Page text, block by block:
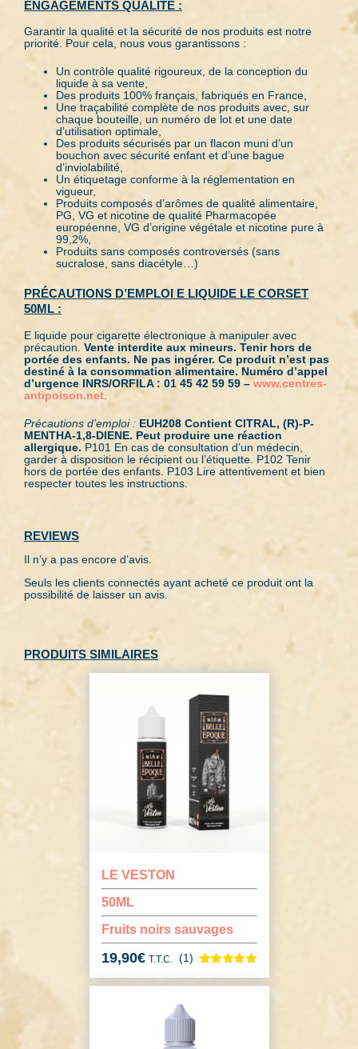
ENGAGEMENTS QUALITÉ :
Garantir la qualité et la sécurité de nos produits est notre
priorité. Pour cela, nous vous garantissons :
Un contrôle qualité rigoureux, de la conception du
liquide à sa vente,
Des produits 100% français, fabriqués en France,
Une traçabilité complète de nos produits avec, sur
chaque bouteille, un numéro de lot et une date
d’utilisation optimale,
Des produits sécurisés par un flacon muni d’un
bouchon avec sécurité enfant et d’une bague
d’inviolabilité,
Un étiquetage conforme à la réglementation en
vigueur,
Produits composés d’arômes de qualité alimentaire,
PG, VG et nicotine de qualité Pharmacopée
européenne, VG d’origine végétale et nicotine pure à
99,2%,
Produits sans composés controversés (sans
sucralose, sans diacétyle…)
PRÉCAUTIONS D’EMPLOI E LIQUIDE LE CORSET
50ML :
E liquide pour cigarette électronique à manipuler avec
précaution. Vente interdite aux mineurs. Tenir hors de
portée des enfants. Ne pas ingérer. Ce produit n’est pas
destiné à la consommation alimentaire. Numéro d’appel
d’urgence INRS/ORFILA : 01 45 42 59 59 – www.centres-
antipoison.net
Précautions d’emploi : EUH208 Contient CITRAL, (R)-P-
MENTHA-1,8-DIENE. Peut produire une réaction
allergique. P101 En cas de consultation d’un médecin,
garder à disposition le récipient ou l’étiquette. P102 Tenir
hors de portée des enfants. P103 Lire attentivement et bien
respecter toutes les instructions.
Il n’y a pas encore d’avis.
Seuls les clients connectés ayant acheté ce produit ont la
possibilité de laisser un avis.
PRODUITS SIMILAIRES
LE VESTON
50ML
Fruits noirs sauvages
19,90€ T.T.C.
5 basé sur
(1)